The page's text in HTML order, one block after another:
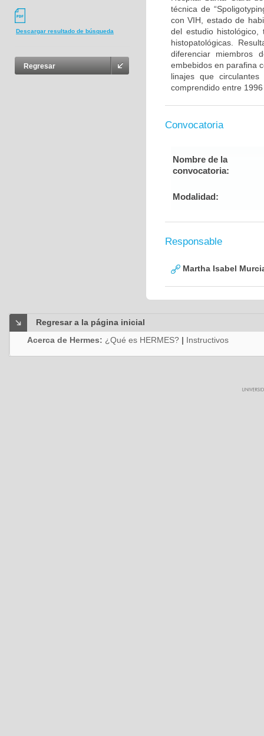
Descargar resultado de búsqueda
Regresar
técnica de
con VIH, estado de
del estudio
histopatológicas.
diferenciar miembros
embebidos en parafina
linajes que
comprendido entre
Convocatoria
Nombre de la
convocatoria:
Modalidad:
Responsable
Martha Isabel
Regresar a la página inicial
Acerca de Hermes: ¿Qué es HERMES? | Instructivos